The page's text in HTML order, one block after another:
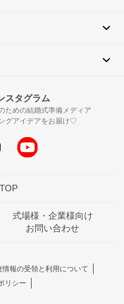
スタグラム
ための結婚式準備メディア
グアイデアをお届け♡
式場様・企業様向け
お問い合わせ
情報の受領と利用について
リシー